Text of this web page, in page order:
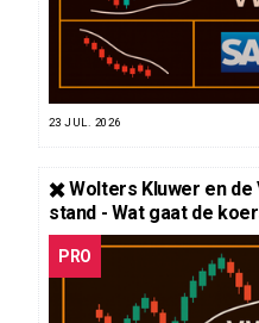
23 JUL. 2026
✖️ Wolters Kluwer en de
stand - Wat gaat de
PRO